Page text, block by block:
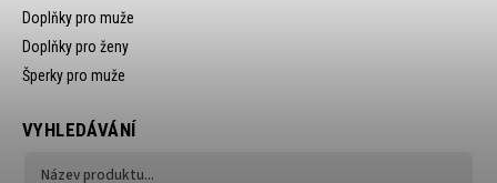
Doplňky pro muže
Doplňky pro ženy
Šperky pro muže
VYHLEDÁVÁNÍ